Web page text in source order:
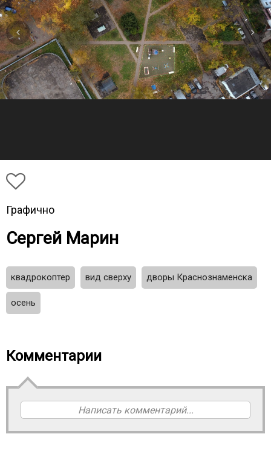
Графично
Сергей Марин
квадрокоптер вид сверху дворы Краснознаменска
осень
Комментарии
Написать комментарий...